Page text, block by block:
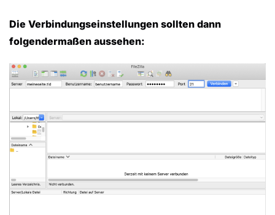
Die Verbindungseinstellungen sollten dann
folgendermaßen aussehen: